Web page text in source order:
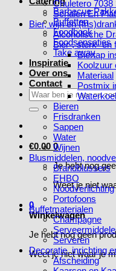
Barbecue
Buffetten
Foodbook
Foodsensaties
Take away
Inspiratie
Over ons
Contact
Zoeken
naar:
€0.00 0
Je hebt nog
Weet je niet
0
Winkelwagen
Je hebt nog geen
Weet je niet waar je
Chuletero
Schalen En
Bier, wijn en
Alcoholische
Bier-, sterk- en
Biertap
Koolzuur
Materiaal
Postmix
Bieren
Frisdranken
Sappen
Water
Wijnen
Blusmiddelen,
Brandblussers
EHBO
Noodverlichting
Portofoons
Buffetmaterialen
Champagne
Serveren
Decoratie, inrichting
Afscheiding